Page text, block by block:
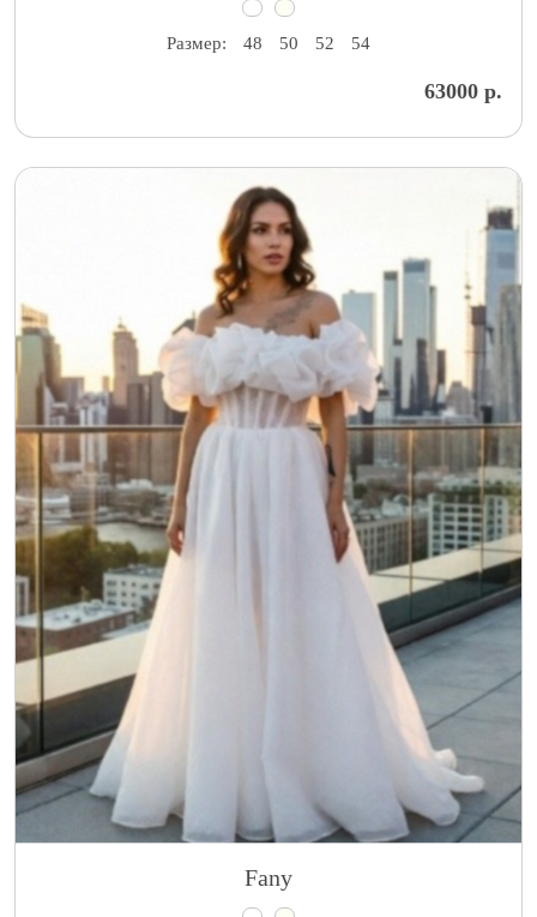
Размер: 48 50 52 54
63000 р.
Fany